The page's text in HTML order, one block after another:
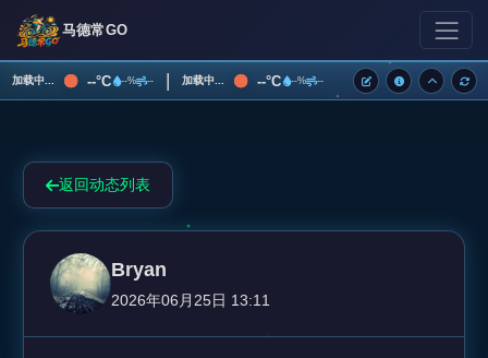
马德常GO
加载中... --°C --% -- | 加载中... --°C --% --
返回动态列表
Bryan
2026年06月25日 13:11